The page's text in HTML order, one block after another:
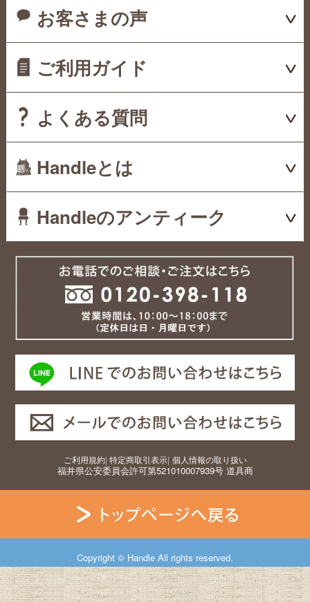
お客さまの声
ご利用ガイド
よくある質問
Handleとは
Handleのアンティーク
ご利用規約| 特定商取引表示| 個人情報の取り扱い
福井県公安委員会許可第521010007939号 道具商
Copyright © Handle All rights reserved.